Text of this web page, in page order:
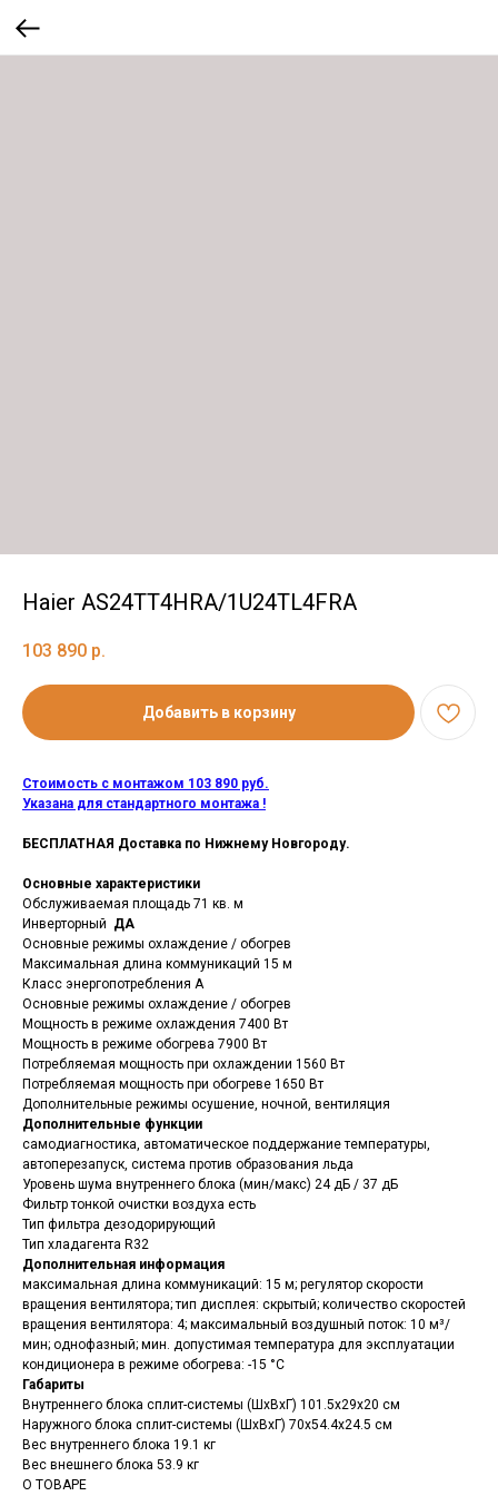
Haier AS24TT4HRA/1U24TL4FRA
103 890 р.
Добавить в корзину
Стоимость с монтажом 103 890 руб.
Указана для стандартного монтажа !
БЕСПЛАТНАЯ Доставка по Нижнему Новгороду.
Основные характеристики
Обслуживаемая площадь 71 кв. м
Инверторный ДА
Основные режимы охлаждение / обогрев
Максимальная длина коммуникаций 15 м
Класс энергопотребления A
Основные режимы охлаждение / обогрев
Мощность в режиме охлаждения 7400 Вт
Мощность в режиме обогрева 7900 Вт
Потребляемая мощность при охлаждении 1560 Вт
Потребляемая мощность при обогреве 1650 Вт
Дополнительные режимы осушение, ночной, вентиляция
Дополнительные функции
самодиагностика, автоматическое поддержание температуры,
автоперезапуск, система против образования льда
Уровень шума внутреннего блока (мин/макс) 24 дБ / 37 дБ
Фильтр тонкой очистки воздуха есть
Тип фильтра дезодорирующий
Тип хладагента R32
Дополнительная информация
максимальная длина коммуникаций: 15 м; регулятор скорости
вращения вентилятора; тип дисплея: скрытый; количество скоростей
вращения вентилятора: 4; максимальный воздушный поток: 10 м³/
мин; однофазный; мин. допустимая температура для эксплуатации
кондиционера в режиме обогрева: -15 °C
Габариты
Внутреннего блока сплит-системы (ШxВxГ) 101.5x29x20 см
Наружного блока сплит-системы (ШxВxГ) 70x54.4x24.5 см
Вес внутреннего блока 19.1 кг
Вес внешнего блока 53.9 кг
О ТОВАРЕ